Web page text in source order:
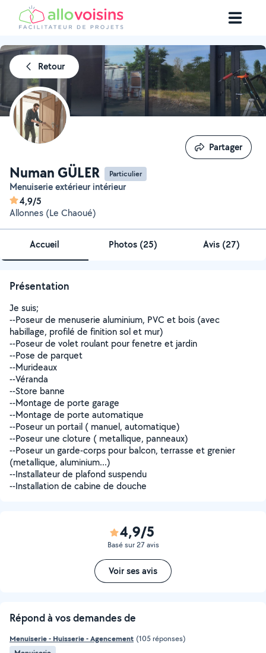
Retour
Numan GÜLER Particulier
Menuiserie extérieur intérieur
4,9/5
Allonnes (Le Chaoué)
Partager
Partager
Accueil Photos (25) Avis (27)
Présentation
Je suis;
--Poseur de menuserie aluminium, PVC et bois (avec
habillage, profilé de finition sol et mur)
--Poseur de volet roulant pour fenetre et jardin
--Pose de parquet
--Murideaux
--Véranda
--Store banne
--Montage de porte garage
--Montage de porte automatique
--Poseur un portail ( manuel, automatique)
--Poseur une cloture ( metallique, panneaux)
--Poseur un garde-corps pour balcon, terrasse et grenier
(metallique, aluminium...)
--Installateur de plafond suspendu
--Installation de cabine de douche
4,9/5
Basé sur 27 avis
Voir ses avis
Répond à vos demandes de
Menuiserie - Huisserie - Agencement (105 réponses)